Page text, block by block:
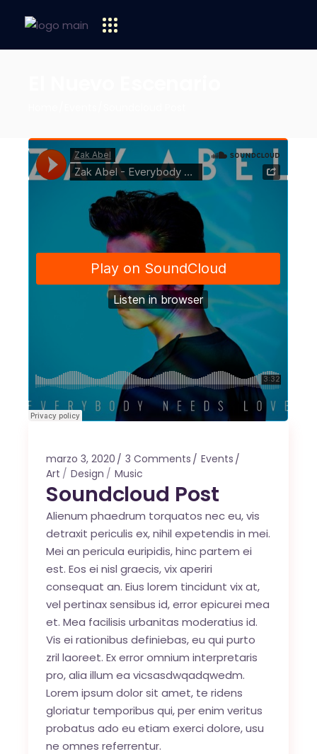
marzo 3, 2020 3 Comments
Events
Art
Design Music
Soundcloud Post
Alienum phaedrum torquatos nec eu, vis
detraxit periculis ex, nihil expetendis in mei.
Mei an pericula euripidis, hinc partem ei
est. Eos ei nisl graecis, vix aperiri
consequat an. Eius lorem tincidunt vix at,
vel pertinax sensibus id, error epicurei mea
et. Mea facilisis urbanitas moderatius id.
Vis ei rationibus definiebas, eu qui purto
zril laoreet. Ex error omnium interpretaris
pro, alia illum ea vicsasdwqadqwedm.
Lorem ipsum dolor sit amet, te ridens
gloriatur temporibus qui, per enim veritus
probatus ado eu etiam exerci dolore, usu
ne omnes referrentur.